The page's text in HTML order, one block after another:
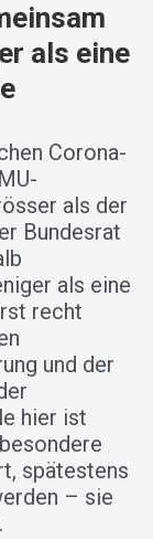
als eine
Corona-
als der
Bundesrat
als eine
recht
und der
hier ist
spätestens
– sie